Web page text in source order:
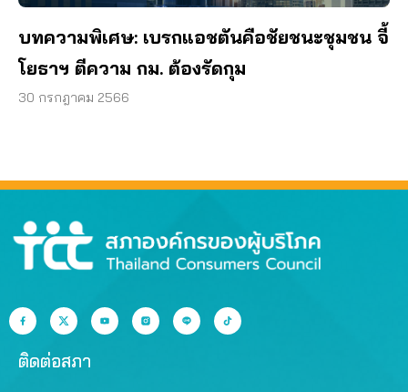
บทความพิเศษ: เบรกแอชตันคือชัยชนะชุมชน จี้
โยธาฯ ตีความ กม. ต้องรัดกุม
30 กรกฎาคม 2566
ติดต่อสภา